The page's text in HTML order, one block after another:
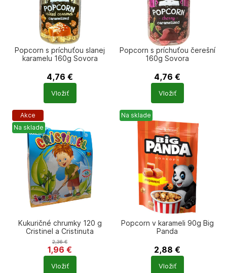
Popcorn s príchuťou slanej
karamelu 160g Sovora
4,76 €
Počet
produktů
Vložiť
Popcorn s príchuťou čerešní
160g Sovora
4,76 €
Počet
produktů
Vložiť
Akce
Na sklade
Kukuričné chrumky 120 g
Cristinel a Cristinuta
1,96 €
2,36€
Počet
produktů
Vložiť
Na sklade
Popcorn v karameli 90g Big
Panda
2,88 €
Počet
produktů
Vložiť